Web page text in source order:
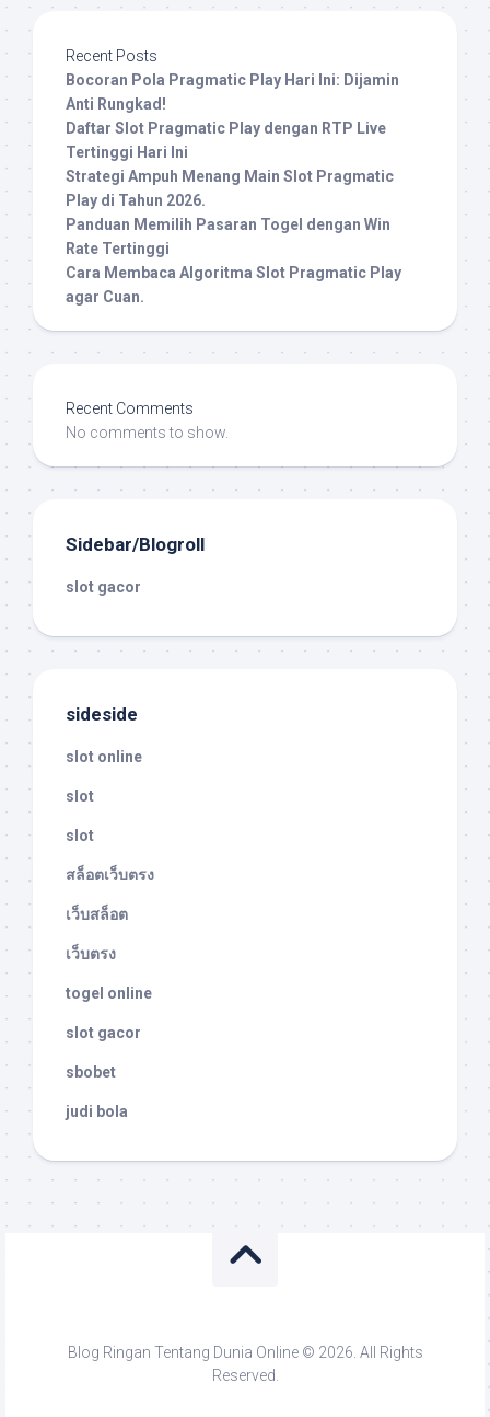
Recent Posts
Bocoran Pola Pragmatic Play Hari Ini: Dijamin
Anti Rungkad!
Daftar Slot Pragmatic Play dengan RTP Live
Tertinggi Hari Ini
Strategi Ampuh Menang Main Slot Pragmatic
Play di Tahun 2026.
Panduan Memilih Pasaran Togel dengan Win
Rate Tertinggi
Cara Membaca Algoritma Slot Pragmatic Play
agar Cuan.
Recent Comments
No comments to show.
Sidebar/Blogroll
slot gacor
sideside
slot online
slot
slot
สล็อตเว็บตรง
เว็บสล็อต
เว็บตรง
togel online
slot gacor
sbobet
judi bola
Blog Ringan Tentang Dunia Online © 2026. All Rights
Reserved.